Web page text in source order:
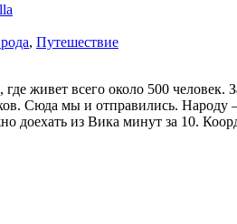
, Путешествие
живет всего около 500
Сюда мы и отправились.
доехать из Вика минут за 10.